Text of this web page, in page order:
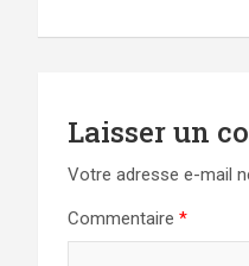
Laisser un
Votre adresse e-mail
Commentaire *